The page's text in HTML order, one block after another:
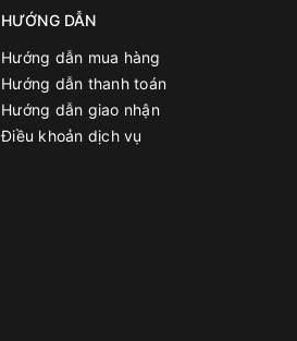
HƯỚNG DẪN
Hướng dẫn mua hàng
Hướng dẫn thanh toán
Hướng dẫn giao nhận
Điều khoản dịch vụ